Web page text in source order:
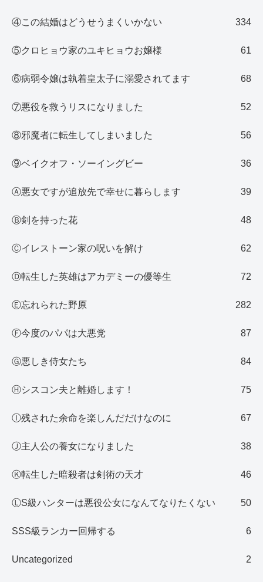
④この結婚はどうせうまくいかない 334
⑤クロヒョウ家のユキヒョウお嬢様 61
⑥病弱令嬢は執着皇太子に溺愛されてます 68
⑦悪役を救うリスになりました 52
⑧邪魔者に転生してしまいました 56
⑨ベイクオフ・ソーイングビー 36
Ⓐ悪女ですが追放先で幸せに暮らします 39
Ⓑ剣を持った花 48
Ⓒイレストーン家の呪いを解け 62
Ⓓ転生した英雄はアカデミーの優等生 72
Ⓔ忘れられた野原 282
Ⓕ今度のパパは大悪党 87
Ⓖ悪しき侍女たち 84
Ⓗシスコン夫と離婚します！ 75
Ⓘ残された余命を楽しんだだけなのに 67
Ⓙ主人公の養女になりました 38
Ⓚ転生した暗殺者は剣術の天才 46
ⓁS級ハンターは悪役公女になんてなりたくない 50
SSS級ランカー回帰する 6
Uncategorized 2